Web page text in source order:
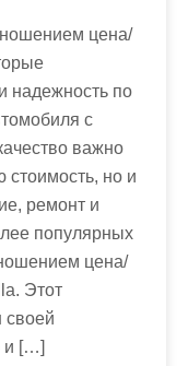
цена/
надежность по
с
важно
стоимость, но и
ремонт и
популярных
цена/
Этот
своей
и […]